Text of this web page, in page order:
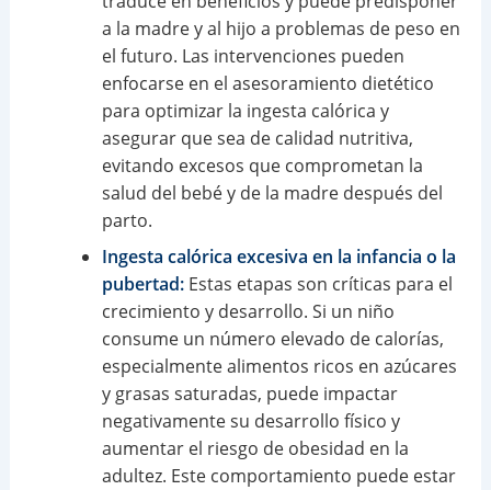
a la madre y al hijo a problemas de peso en
el futuro. Las intervenciones pueden
enfocarse en el asesoramiento dietético
para optimizar la ingesta calórica y
asegurar que sea de calidad nutritiva,
evitando excesos que comprometan la
salud del bebé y de la madre después del
parto.
Ingesta calórica excesiva en la infancia o la
pubertad:Estas etapas son críticas para el
crecimiento y desarrollo. Si un niño
consume un número elevado de calorías,
especialmente alimentos ricos en azúcares
y grasas saturadas, puede impactar
negativamente su desarrollo físico y
aumentar el riesgo de obesidad en la
adultez. Este comportamiento puede estar